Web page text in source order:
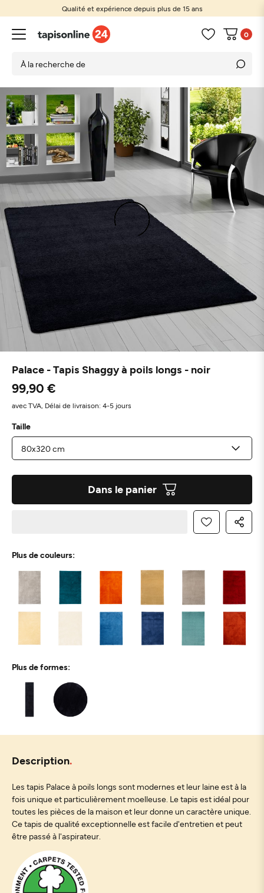
Qualité et expérience depuis plus de 15 ans
0
Palace - Tapis Shaggy à poils longs - noir
99,90 €
avec TVA, Délai de livraison: 4-5 jours
Taille
Dans le panier
Plus de couleurs:
Plus de formes:
Description
Les tapis Palace à poils longs sont modernes et leur laine est à la
fois unique et particulièrement moelleuse. Le tapis est idéal pour
toutes les pièces de la maison et leur donne un caractère unique.
Ce tapis de qualité exceptionnelle est facile d'entretien et peut
être passé à l'aspirateur.